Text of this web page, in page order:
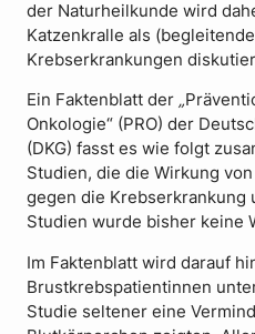
der Naturheilkunde wird
Katzenkralle als
Krebserkrankungen
Ein Faktenblatt der „
Onkologie“ (PRO) der
(DKG) fasst es wie folgt
Studien, die die Wirkung
gegen die Krebserkrankung
Studien wurde bisher keine
Im Faktenblatt wird darauf
Brustkrebspatientinnen
Studie seltener eine